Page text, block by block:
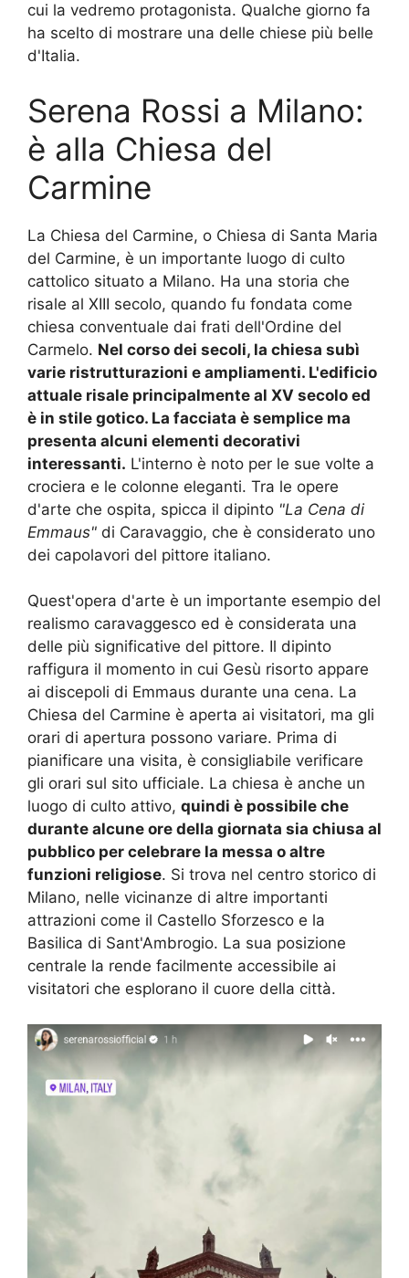
cui la vedremo protagonista. Qualche giorno fa
ha scelto di mostrare una delle chiese più belle
d'Italia.
Serena Rossi a Milano:
è alla Chiesa del
Carmine
La Chiesa del Carmine, o Chiesa di Santa Maria
del Carmine, è un importante luogo di culto
cattolico situato a Milano. Ha una storia che
risale al XIII secolo, quando fu fondata come
chiesa conventuale dai frati dell'Ordine del
Carmelo. Nel corso dei secoli, la chiesa subì
varie ristrutturazioni e ampliamenti. L'edificio
attuale risale principalmente al XV secolo ed
è in stile gotico. La facciata è semplice ma
presenta alcuni elementi decorativi
interessanti. L'interno è noto per le sue volte a
crociera e le colonne eleganti. Tra le opere
d'arte che ospita, spicca il dipinto "La Cena di
Emmaus" di Caravaggio, che è considerato uno
dei capolavori del pittore italiano.
Quest'opera d'arte è un importante esempio del
realismo caravaggesco ed è considerata una
delle più significative del pittore. Il dipinto
raffigura il momento in cui Gesù risorto appare
ai discepoli di Emmaus durante una cena. La
Chiesa del Carmine è aperta ai visitatori, ma gli
orari di apertura possono variare. Prima di
pianificare una visita, è consigliabile verificare
gli orari sul sito ufficiale. La chiesa è anche un
luogo di culto attivo, quindi è possibile che
durante alcune ore della giornata sia chiusa al
pubblico per celebrare la messa o altre
funzioni religiose. Si trova nel centro storico di
Milano, nelle vicinanze di altre importanti
attrazioni come il Castello Sforzesco e la
Basilica di Sant'Ambrogio. La sua posizione
centrale la rende facilmente accessibile ai
visitatori che esplorano il cuore della città.